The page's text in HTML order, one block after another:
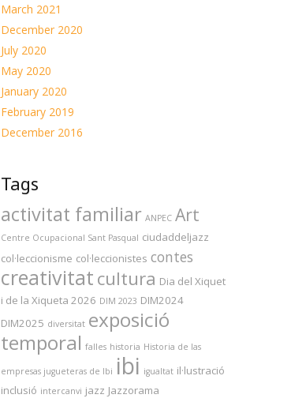
March 2021
December 2020
July 2020
May 2020
January 2020
February 2019
December 2016
Tags
activitat familiar ANPEC Art
Centre Ocupacional Sant Pasqual ciudaddeljazz
col·leccionisme col·leccionistes contes
creativitatcultura Dia del Xiquet
i de la Xiqueta 2026 DIM 2023 DIM2024
DIM2025 diversitat exposició
temporal falles historia Historia de las
empresas jugueteras de Ibi ibi igualtat il·lustració
inclusió intercanvi jazz Jazzorama